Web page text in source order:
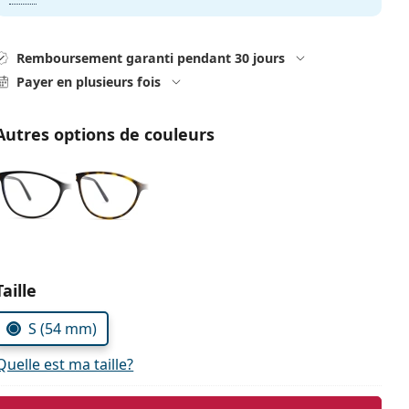
Remboursement garanti pendant 30 jours
Payer en plusieurs fois
options de couleurs
les paramètres
S (54 mm)
est ma taille?